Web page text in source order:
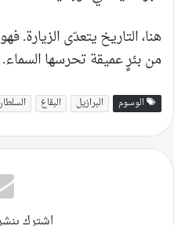
هنا، التاريخ يتعدّى الزيارة.
من بئرٍ عميقة تحرسها السماء.
الوسوم البرازيل البقاع